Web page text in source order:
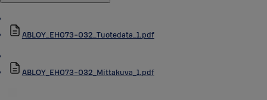
ABLOY_EH073-032_Tuotedata_1.pdf
ABLOY_EH073-032_Mittakuva_1.pdf